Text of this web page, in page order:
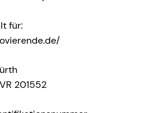
für:
201552